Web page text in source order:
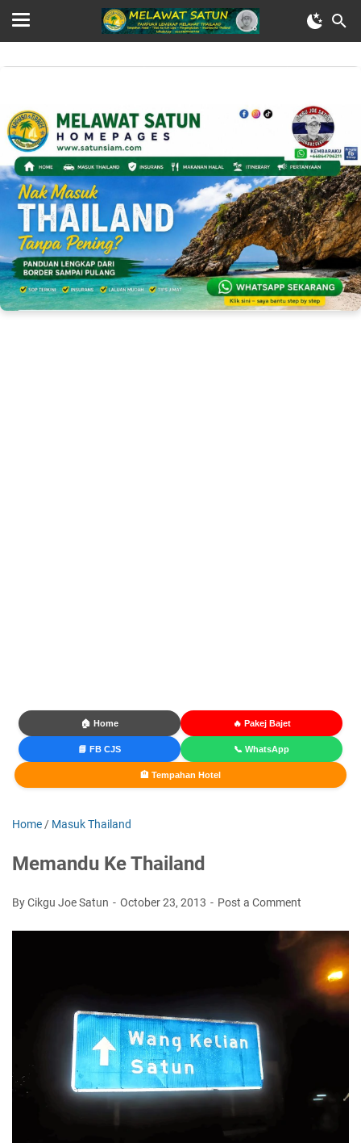
🏠 Home 🔥 Pakej Bajet
📘 FB CJS 📞 WhatsApp
🏨 Tempahan Hotel
Home / Masuk Thailand
Memandu Ke Thailand
By Cikgu Joe Satun October 23, 2013 Post a Comment